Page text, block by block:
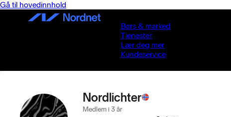
Gå til hovedinnhold
Børs & marked
Tjenester
Lær deg mer
Kundeservice
Nordlichter
Medlem i 3 år